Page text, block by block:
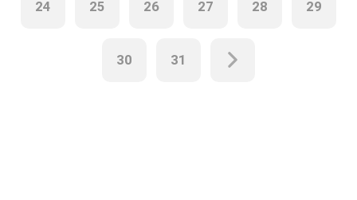
24 25 26 27 28 29
30 31